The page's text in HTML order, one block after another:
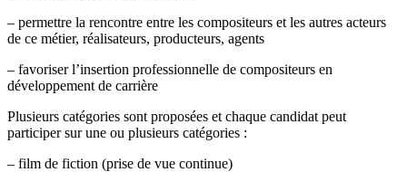
– permettre la rencontre entre les compositeurs et les autres acteurs
de ce métier, réalisateurs, producteurs, agents
– favoriser l’insertion professionnelle de compositeurs en
développement de carrière
Plusieurs catégories sont proposées et chaque candidat peut
participer sur une ou plusieurs catégories :
– film de fiction (prise de vue continue)